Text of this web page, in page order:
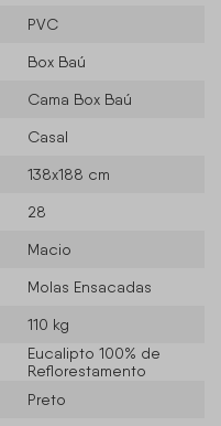
PVC
Box Baú
Cama Box Baú
Casal
138x188 cm
28
Macio
Molas Ensacadas
110 kg
Eucalipto 100% de
Reflorestamento
Preto